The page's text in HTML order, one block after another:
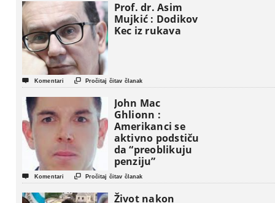
Prof. dr. Asim
Mujkić : Dodikov
Kec iz rukava
 Komentari  Pročitaj čitav članak
John Mac
Ghlionn :
Amerikanci se
aktivno podstiču
da “preoblikuju
penziju”
 Komentari  Pročitaj čitav članak
Život nakon